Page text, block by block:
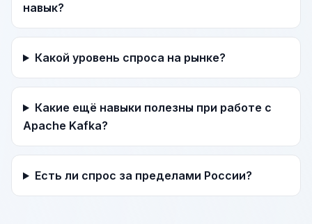
навык?
Какой уровень спроса на рынке?
Какие ещё навыки полезны при работе с
Apache Kafka?
Есть ли спрос за пределами России?